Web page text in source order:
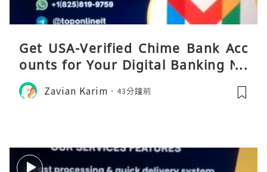
Get USA-Verified Chime Bank Acc
ounts for Your Digital Banking Ne
eds
Zavian Karim 43分鐘前